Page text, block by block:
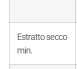
Estratto secco
min.